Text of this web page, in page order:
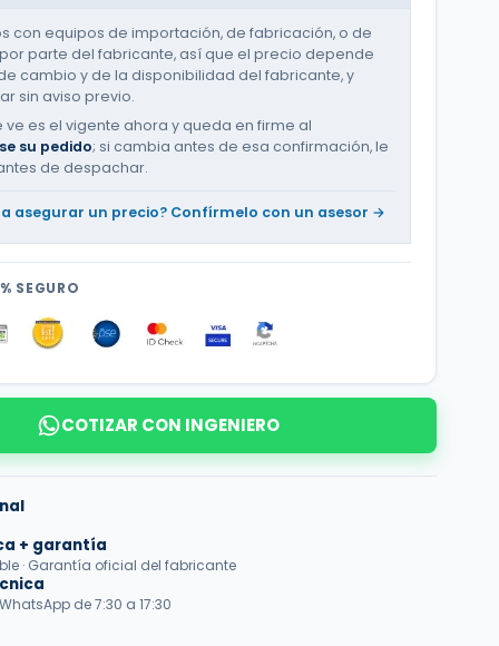
con equipos de importación, de fabricación, o de
parte del fabricante, así que el precio depende
cambio y de la disponibilidad del fabricante, y
sin aviso previo.
ve es el vigente ahora y queda en firme al
su pedido; si cambia antes de esa confirmación, le
de despachar.
asegurar un precio? Confírmelo con un asesor →
SEGURO
COTIZAR CON INGENIERO
+ garantía
· Garantía oficial del fabricante
de 7:30 a 17:30